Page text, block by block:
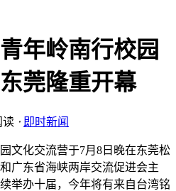
年岭南行校园
莞隆重开幕
读 ⋅ 即时新闻
文化交流营于7月8日晚在东莞松
广东省海峡两岸交流促进会主
举办十届，今年将有来自台湾铭